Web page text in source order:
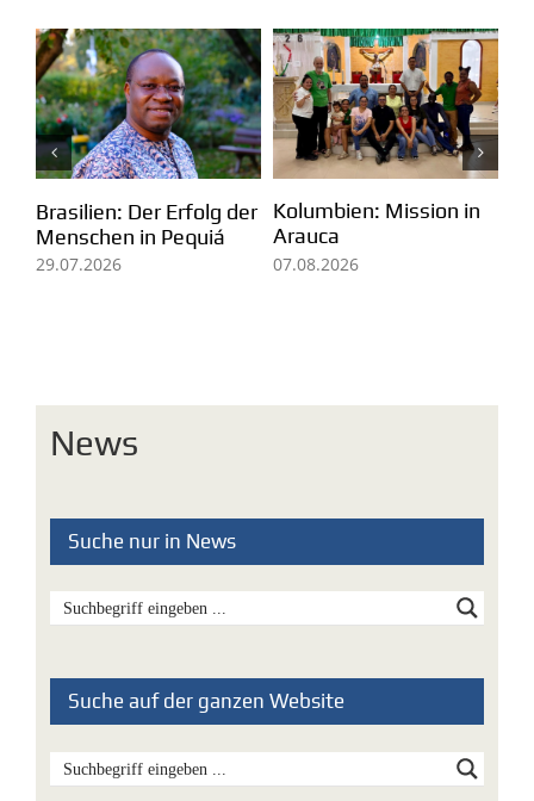
Brasilien: Der Erfolg der
Menschen in Pequiá
29.07.2026
Kolumbien: Mission in
Arauca
07.08.2026
News
Suche nur in News
Suche auf der ganzen Website